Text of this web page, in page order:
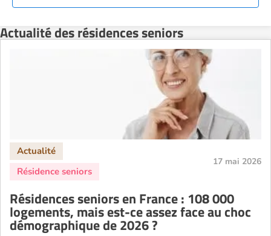
Actualité des résidences seniors
17 mai 2026
Résidences seniors en France : 108 000
logements, mais est-ce assez face au choc
démographique de 2026 ?